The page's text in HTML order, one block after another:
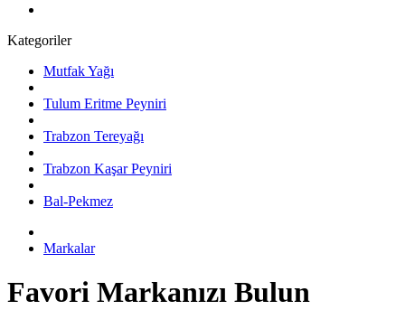
Kategoriler
Mutfak Yağı
Tulum Eritme Peyniri
Trabzon Tereyağı
Trabzon Kaşar Peyniri
Bal-Pekmez
Markalar
Favori Markanızı Bulun